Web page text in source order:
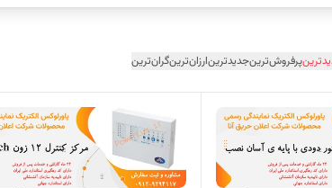
پرفروش‌ترینجدیدترینارزان‌ترینگران‌ترین